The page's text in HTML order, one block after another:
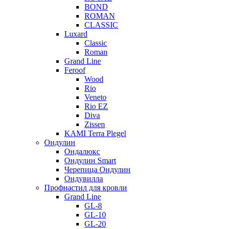
BOND
ROMAN
CLASSIC
Luxard
Classic
Roman
Grand Line
Feroof
Wood
Rio
Veneto
Rio EZ
Diva
Zissen
KAMI Terra Plegel
Ондулин
Ондалюкс
Ондулин Smart
Черепица Ондулин
Ондувилла
Профнастил для кровли
Grand Line
GL-8
GL-10
GL-20